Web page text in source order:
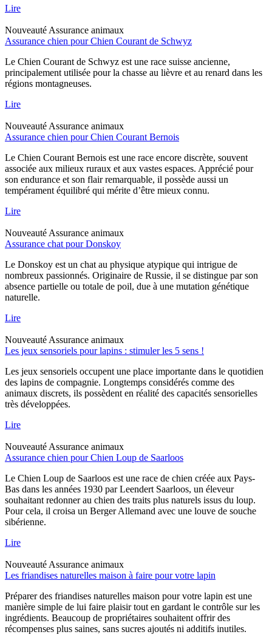
Lire
Nouveauté Assurance animaux
Assurance chien pour Chien Courant de Schwyz
Le Chien Courant de Schwyz est une race suisse ancienne,
principalement utilisée pour la chasse au lièvre et au renard dans les
régions montagneuses.
Lire
Nouveauté Assurance animaux
Assurance chien pour Chien Courant Bernois
Le Chien Courant Bernois est une race encore discrète, souvent
associée aux milieux ruraux et aux vastes espaces. Apprécié pour
son endurance et son flair remarquable, il possède aussi un
tempérament équilibré qui mérite d’être mieux connu.
Lire
Nouveauté Assurance animaux
Assurance chat pour Donskoy
Le Donskoy est un chat au physique atypique qui intrigue de
nombreux passionnés. Originaire de Russie, il se distingue par son
absence partielle ou totale de poil, due à une mutation génétique
naturelle.
Lire
Nouveauté Assurance animaux
Les jeux sensoriels pour lapins : stimuler les 5 sens !
Les jeux sensoriels occupent une place importante dans le quotidien
des lapins de compagnie. Longtemps considérés comme des
animaux discrets, ils possèdent en réalité des capacités sensorielles
très développées.
Lire
Nouveauté Assurance animaux
Assurance chien pour Chien Loup de Saarloos
Le Chien Loup de Saarloos est une race de chien créée aux Pays-
Bas dans les années 1930 par Leendert Saarloos, un éleveur
souhaitant redonner au chien des traits plus naturels issus du loup.
Pour cela, il croisa un Berger Allemand avec une louve de souche
sibérienne.
Lire
Nouveauté Assurance animaux
Les friandises naturelles maison à faire pour votre lapin
Préparer des friandises naturelles maison pour votre lapin est une
manière simple de lui faire plaisir tout en gardant le contrôle sur les
ingrédients. Beaucoup de propriétaires souhaitent offrir des
récompenses plus saines, sans sucres ajoutés ni additifs inutiles.